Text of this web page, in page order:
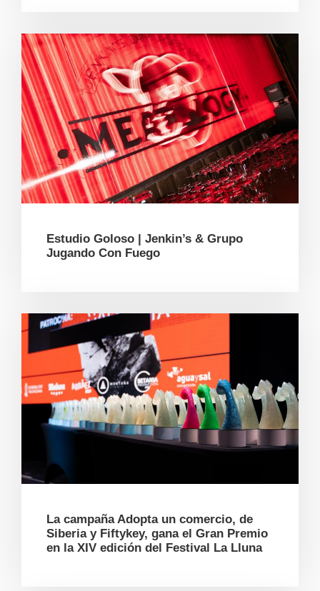
Estudio Goloso | Jenkin’s & Grupo
Jugando Con Fuego
La campaña Adopta un comercio, de
Siberia y Fiftykey, gana el Gran Premio
en la XIV edición del Festival La Lluna